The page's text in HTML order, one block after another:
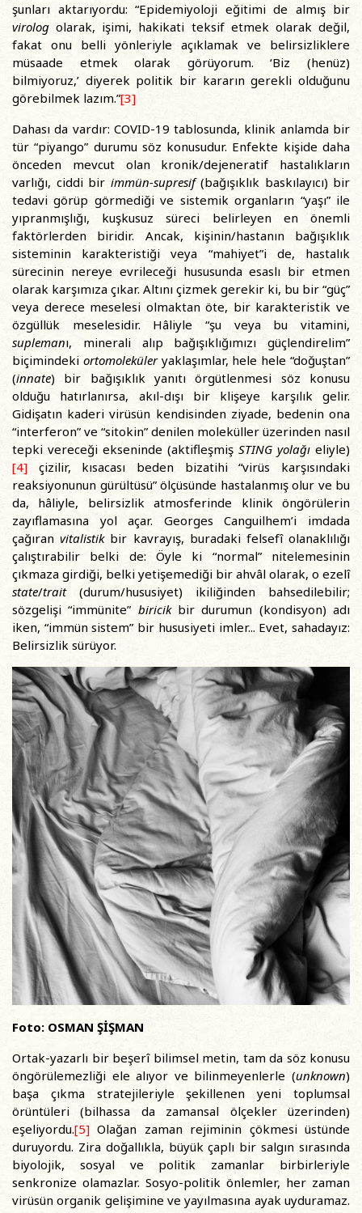
şunları aktarıyordu: “Epidemiyoloji eğitimi de almış bir
virolog olarak, işimi, hakikati teksif etmek olarak değil,
fakat onu belli yönleriyle açıklamak ve belirsizliklere
müsaade etmek olarak görüyorum. ‘Biz (henüz)
bilmiyoruz,’ diyerek politik bir kararın gerekli olduğunu
görebilmek lazım.”[3]
Dahası da vardır: COVID-19 tablosunda, klinik anlamda bir
tür “piyango” durumu söz konusudur. Enfekte kişide daha
önceden mevcut olan kronik/dejeneratif hastalıkların
varlığı, ciddi bir immün-supresif(bağışıklık baskılayıcı) bir
tedavi görüp görmediği ve sistemik organların “yaşı” ile
yıpranmışlığı, kuşkusuz süreci belirleyen en önemli
faktörlerden biridir. Ancak, kişinin/hastanın bağışıklık
sisteminin karakteristiği veya “mahiyet”i de, hastalık
sürecinin nereye evrileceği hususunda esaslı bir etmen
olarak karşımıza çıkar. Altını çizmek gerekir ki, bu bir “güç”
veya derece meselesi olmaktan öte, bir karakteristik ve
özgüllük meselesidir. Hâliyle “şu veya bu vitamini,
suplemanı, minerali alıp bağışıklığımızı güçlendirelim”
biçimindeki ortomoleküleryaklaşımlar, hele hele “doğuştan”
(innate) bir bağışıklık yanıtı örgütlenmesi söz konusu
olduğu hatırlanırsa, akıl-dışı bir klişeye karşılık gelir.
Gidişatın kaderi virüsün kendisinden ziyade, bedenin ona
“interferon” ve “sitokin” denilen moleküller üzerinden nasıl
tepki vereceği ekseninde (aktifleşmiş STING yolağı eliyle)
[4] çizilir, kısacası beden bizatihi “virüs karşısındaki
reaksiyonunun gürültüsü” ölçüsünde hastalanmış olur ve bu
da, hâliyle, belirsizlik atmosferinde klinik öngörülerin
zayıflamasına yol açar. Georges Canguilhem’i imdada
çağıranvitalistikbir kavrayış, buradaki felsefî olanaklılığı
çalıştırabilir belki de: Öyle ki “normal” nitelemesinin
çıkmaza girdiği, belki yetişemediği bir ahvâl olarak, o ezelî
state/trait(durum/hususiyet) ikiliğinden bahsedilebilir;
sözgelişi “immünite” biricikbir durumun (kondisyon) adı
iken, “immün sistem” bir hususiyeti imler... Evet, sahadayız:
Belirsizlik sürüyor.
Foto: OSMAN ŞİŞMAN
Ortak-yazarlı bir beşerî bilimsel metin, tam da söz konusu
öngörülemezliği ele alıyor ve bilinmeyenlerle (unknown)
başa çıkma stratejileriyle şekillenen yeni toplumsal
örüntüleri (bilhassa da zamansal ölçekler üzerinden)
eşeliyordu.[5] Olağan zaman rejiminin çökmesi üstünde
duruyordu. Zira doğallıkla, büyük çaplı bir salgın sırasında
biyolojik, sosyal ve politik zamanlar birbirleriyle
senkronize olamazlar. Sosyo-politik önlemler, her zaman
virüsün organik gelişimine ve yayılmasına ayak uyduramaz.